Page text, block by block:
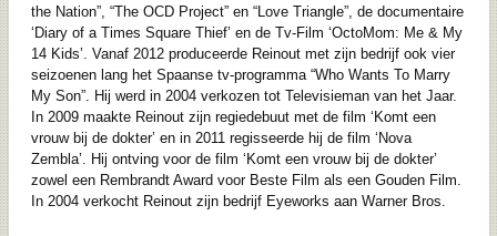
the Nation”, “The OCD Project” en “Love Triangle”, de documentaire
‘Diary of a Times Square Thief’ en de Tv-Film ‘OctoMom: Me & My
14 Kids’. Vanaf 2012 produceerde Reinout met zijn bedrijf ook vier
seizoenen lang het Spaanse tv-programma “Who Wants To Marry
My Son”. Hij werd in 2004 verkozen tot Televisieman van het Jaar.
In 2009 maakte Reinout zijn regiedebuut met de film ‘Komt een
vrouw bij de dokter’ en in 2011 regisseerde hij de film ‘Nova
Zembla’. Hij ontving voor de film ‘Komt een vrouw bij de dokter’
zowel een Rembrandt Award voor Beste Film als een Gouden Film.
In 2004 verkocht Reinout zijn bedrijf Eyeworks aan Warner Bros.